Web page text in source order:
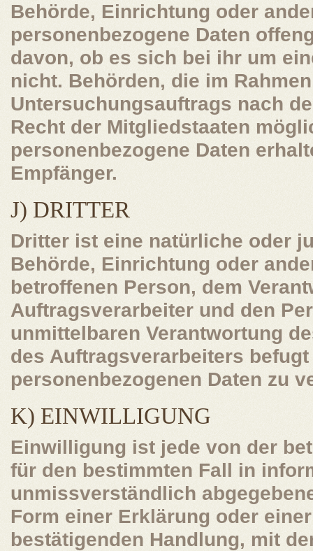
Behörde, Einrichtung oder
personenbezogene Daten
davon, ob es sich bei ihr um
nicht. Behörden, die im
Untersuchungsauftrags nach
Recht der Mitgliedstaaten
personenbezogene Daten
Empfänger.
J) DRITTER
Dritter ist eine natürliche oder
Behörde, Einrichtung oder
betroffenen Person, dem
Auftragsverarbeiter und den
unmittelbaren Verantwortung
des Auftragsverarbeiters
personenbezogenen Daten zu
K) EINWILLIGUNG
Einwilligung ist jede von der
für den bestimmten Fall in
unmissverständlich
Form einer Erklärung oder
bestätigenden Handlung, mit